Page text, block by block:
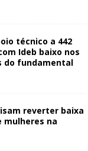
técnico a 442
Ideb baixo nos
do fundamental
reverter baixa
mulheres na